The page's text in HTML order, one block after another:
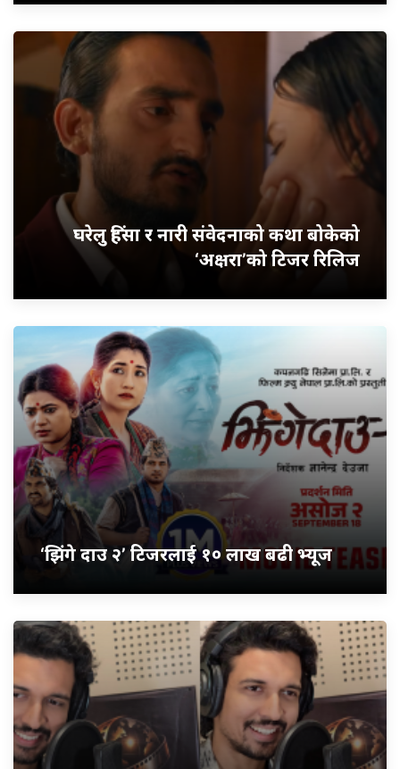
घरेलु हिंसा र नारी संवेदनाको कथा बोकेको
‘अक्षरा’को टिजर रिलिज
‘झिंगे दाउ २’ टिजरलाई १० लाख बढी भ्यूज